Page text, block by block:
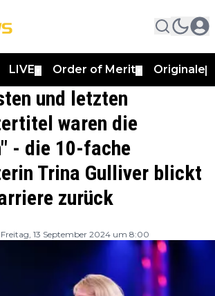
LIVE Order of Merit Originale
und letzten
waren die
- die 10-fache
Trina Gulliver blickt
zurück
Freitag, 13 September 2024 um 8:00